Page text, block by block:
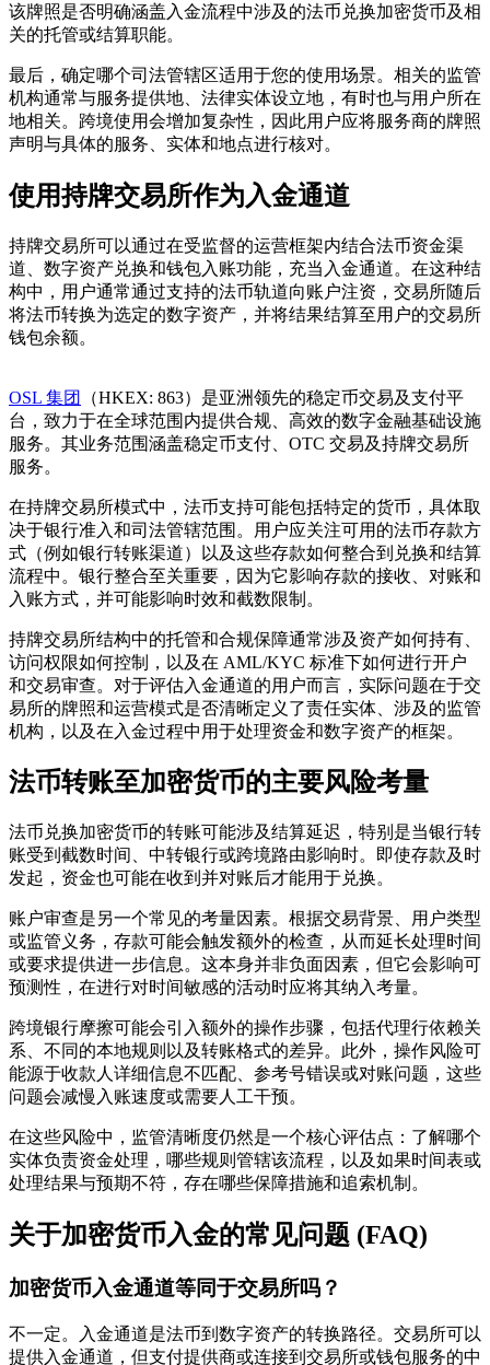
该牌照是否明确涵盖入金流程中涉及的法币兑换加密货币及相
关的托管或结算职能。
最后，确定哪个司法管辖区适用于您的使用场景。相关的监管
机构通常与服务提供地、法律实体设立地，有时也与用户所在
地相关。跨境使用会增加复杂性，因此用户应将服务商的牌照
声明与具体的服务、实体和地点进行核对。
使用持牌交易所作为入金通道
持牌交易所可以通过在受监督的运营框架内结合法币资金渠
道、数字资产兑换和钱包入账功能，充当入金通道。在这种结
构中，用户通常通过支持的法币轨道向账户注资，交易所随后
将法币转换为选定的数字资产，并将结果结算至用户的交易所
钱包余额。
OSL 集团
（HKEX: 863）是亚洲领先的稳定币交易及支付平
台，致力于在全球范围内提供合规、高效的数字金融基础设施
服务。其业务范围涵盖稳定币支付、OTC 交易及持牌交易所
服务。
在持牌交易所模式中，法币支持可能包括特定的货币，具体取
决于银行准入和司法管辖范围。用户应关注可用的法币存款方
式（例如银行转账渠道）以及这些存款如何整合到兑换和结算
流程中。银行整合至关重要，因为它影响存款的接收、对账和
入账方式，并可能影响时效和截数限制。
持牌交易所结构中的托管和合规保障通常涉及资产如何持有、
访问权限如何控制，以及在 AML/KYC 标准下如何进行开户
和交易审查。对于评估入金通道的用户而言，实际问题在于交
易所的牌照和运营模式是否清晰定义了责任实体、涉及的监管
机构，以及在入金过程中用于处理资金和数字资产的框架。
法币转账至加密货币的主要风险考量
法币兑换加密货币的转账可能涉及结算延迟，特别是当银行转
账受到截数时间、中转银行或跨境路由影响时。即使存款及时
发起，资金也可能在收到并对账后才能用于兑换。
账户审查是另一个常见的考量因素。根据交易背景、用户类型
或监管义务，存款可能会触发额外的检查，从而延长处理时间
或要求提供进一步信息。这本身并非负面因素，但它会影响可
预测性，在进行对时间敏感的活动时应将其纳入考量。
跨境银行摩擦可能会引入额外的操作步骤，包括代理行依赖关
系、不同的本地规则以及转账格式的差异。此外，操作风险可
能源于收款人详细信息不匹配、参考号错误或对账问题，这些
问题会减慢入账速度或需要人工干预。
在这些风险中，监管清晰度仍然是一个核心评估点：了解哪个
实体负责资金处理，哪些规则管辖该流程，以及如果时间表或
处理结果与预期不符，存在哪些保障措施和追索机制。
关于加密货币入金的常见问题 (FAQ)
加密货币入金通道等同于交易所吗？
不一定。入金通道是法币到数字资产的转换路径。交易所可以
提供入金通道，但支付提供商或连接到交易所或钱包服务的中